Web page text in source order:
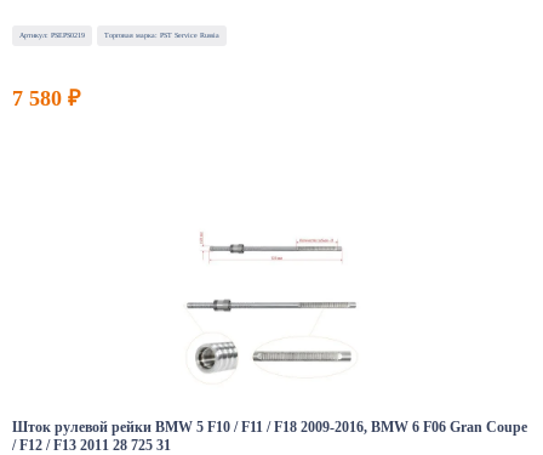
Артикул: PSEPS0219 Торговая марка: PST Service Russia
7 580 ₽
Шток рулевой рейки BMW 5 F10 / F11 / F18 2009-2016, BMW 6 F06 Gran Coupe
/ F12 / F13 2011 28 725 31